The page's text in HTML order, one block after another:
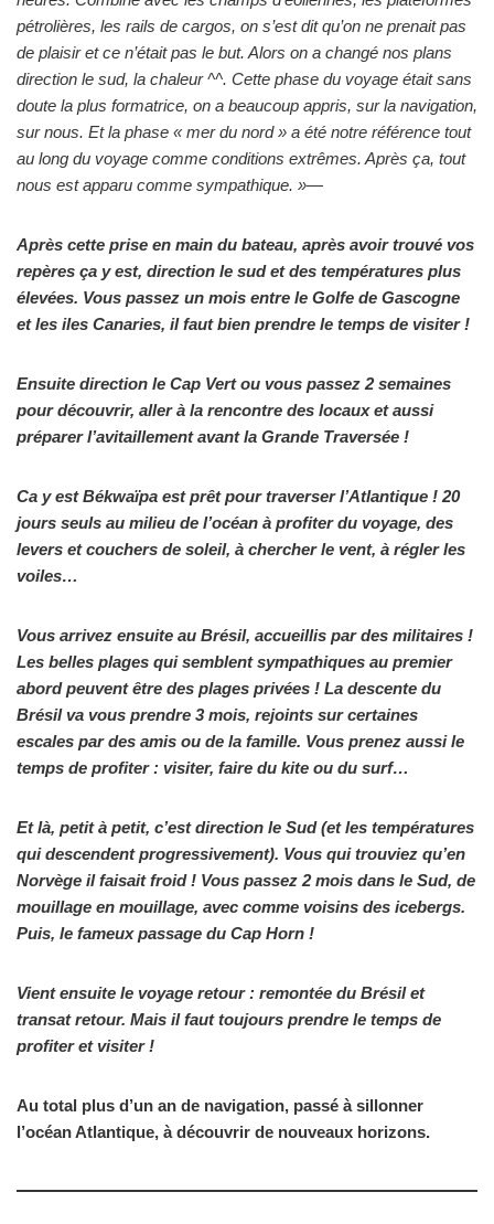
pétrolières, les rails de cargos, on s’est dit qu’on ne prenait pas
de plaisir et ce n’était pas le but. Alors on a changé nos plans
direction le sud, la chaleur ^^. Cette phase du voyage était sans
doute la plus formatrice, on a beaucoup appris, sur la navigation,
sur nous. Et la phase « mer du nord » a été notre référence tout
au long du voyage comme conditions extrêmes. Après ça, tout
nous est apparu comme sympathique. »—
Après cette prise en main du bateau, après avoir trouvé vos
repères ça y est, direction le sud et des températures plus
élevées. Vous passez un mois entre le Golfe de Gascogne
et les iles Canaries, il faut bien prendre le temps de visiter !
Ensuite direction le Cap Vert ou vous passez 2 semaines
pour découvrir, aller à la rencontre des locaux et aussi
préparer l’avitaillement avant la Grande Traversée !
Ca y est Békwaïpa est prêt pour traverser l’Atlantique ! 20
jours seuls au milieu de l’océan à profiter du voyage, des
levers et couchers de soleil, à chercher le vent, à régler les
voiles…
Vous arrivez ensuite au Brésil, accueillis par des militaires !
Les belles plages qui semblent sympathiques au premier
abord peuvent être des plages privées ! La descente du
Brésil va vous prendre 3 mois, rejoints sur certaines
escales par des amis ou de la famille. Vous prenez aussi le
temps de profiter : visiter, faire du kite ou du surf…
Et là, petit à petit, c’est direction le Sud (et les températures
qui descendent progressivement). Vous qui trouviez qu’en
Norvège il faisait froid ! Vous passez 2 mois dans le Sud, de
mouillage en mouillage, avec comme voisins des icebergs.
Puis, le fameux passage du Cap Horn !
Vient ensuite le voyage retour : remontée du Brésil et
transat retour. Mais il faut toujours prendre le temps de
profiter et visiter !
Au total plus d’un an de navigation, passé à sillonner
l’océan Atlantique, à découvrir de nouveaux horizons.